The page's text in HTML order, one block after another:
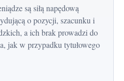
są siłą napędową
o pozycji, szacunku i
a ich brak prowadzi do
jak w przypadku tytułowego